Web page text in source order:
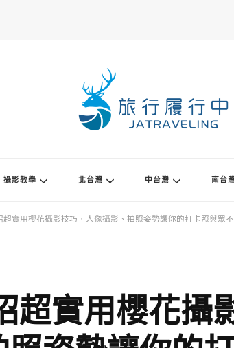
攝影教學 北台灣 中台灣 南台
實用櫻花攝影技巧，人像攝影、拍照姿勢讓你的打卡照與眾不
超實用櫻花攝